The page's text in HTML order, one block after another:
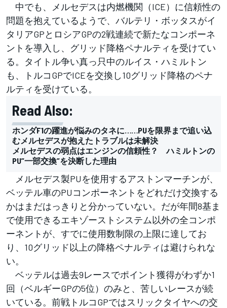
中でも、メルセデスは内燃機関（ICE）に信頼性の
問題を抱えているようで、バルテリ・ボッタスがイ
タリアGPとロシアGPの2戦連続で新たなコンポーネ
ントを導入し、グリッド降格ペナルティを受けてい
る。タイトル争い真っ只中のルイス・ハミルトン
も、トルコGPでICEを交換し10グリッド降格のペナ
ルティを受けている。
Read Also:
ホンダF1の躍進が悩みのタネに……PUを限界まで追い込
むメルセデスが抱えたトラブルは未解決
メルセデスの弱点はエンジンの信頼性？ ハミルトンの
PU”一部交換”を決断した理由
メルセデス製PUを使用するアストンマーチンが、
ベッテル車のPUコンポーネントをどれだけ交換する
かはまだはっきりと分かっていない。だが年間8基ま
で使用できるエキゾーストシステム以外の全コンポ
ーネントが、すでに使用数制限の上限に達してお
り、10グリッド以上の降格ペナルティは避けられな
い。
ベッテルは過去9レースでポイント獲得がわずか1
回（ベルギーGPの5位）のみと、苦しいレースが続
いている。前戦トルコGPではスリックタイヤへの交